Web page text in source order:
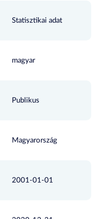
Statisztikai adat
magyar
Publikus
Magyarország
2001-01-01